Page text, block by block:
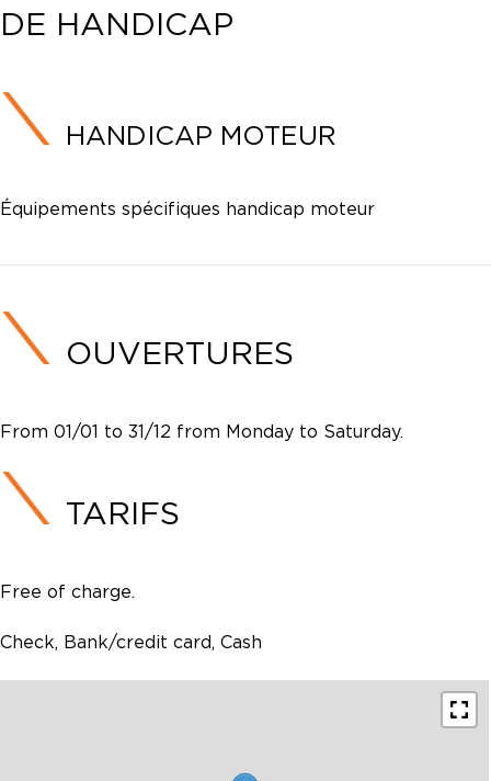
DE HANDICAP
HANDICAP MOTEUR
Équipements spécifiques handicap moteur
OUVERTURES
From 01/01 to 31/12 from Monday to Saturday.
TARIFS
Free of charge.
Check, Bank/credit card, Cash